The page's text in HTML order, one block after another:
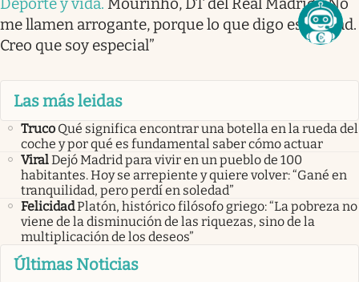
Deporte y vida. Mourinho, DT del Real Madrid: “No
me llamen arrogante, porque lo que digo es verdad.
Creo que soy especial”
Las más leidas
Truco Qué significa encontrar una botella en la rueda del
coche y por qué es fundamental saber cómo actuar
ViralDejó Madrid para vivir en un pueblo de 100
habitantes. Hoy se arrepiente y quiere volver: “Gané en
tranquilidad, pero perdí en soledad”
FelicidadPlatón, histórico filósofo griego: “La pobreza no
viene de la disminución de las riquezas, sino de la
multiplicación de los deseos”
Últimas Noticias